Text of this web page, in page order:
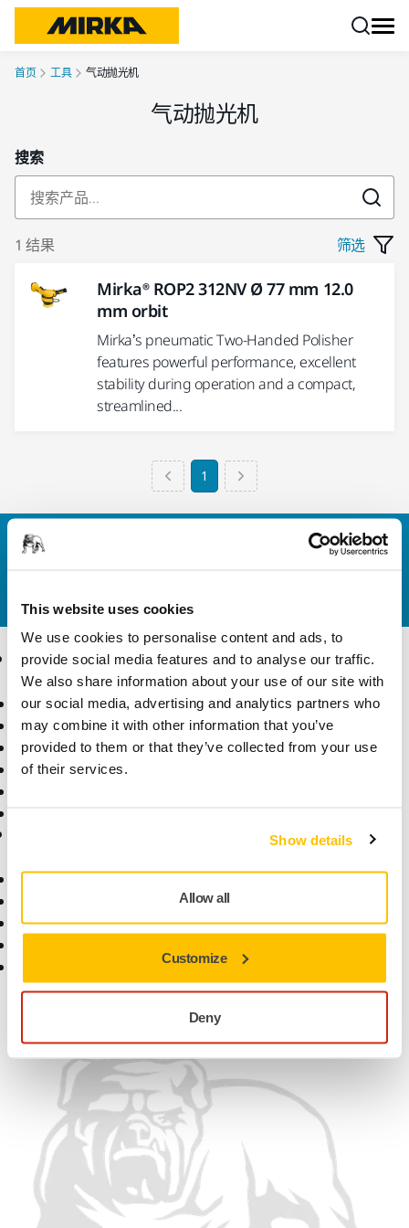
This website uses cookies
We use cookies to personalise content and ads, to
provide social media features and to analyse our traffic.
We also share information about your use of our site with
our social media, advertising and analytics partners who
may combine it with other information that you’ve
provided to them or that they’ve collected from your use
of their services.
Show details
Allow all
Customize
Deny
首页 工具 气动抛光机
气动抛光机
搜索
1 结果 筛选
Mirka® ROP2 312NV Ø 77 mm 12.0
mm orbit
Mirka’s pneumatic Two-Handed Polisher
features powerful performance, excellent
stability during operation and a compact,
streamlined...
1
产品
电动工具
无尘打磨
砂纸和抛光蜡
配件和耗材
行业应用
行业
应用
解决方案
下载中心
客户服务
公司信息
关于磨卡
联系我们
新闻中心
媒体合作
寻找合作伙伴